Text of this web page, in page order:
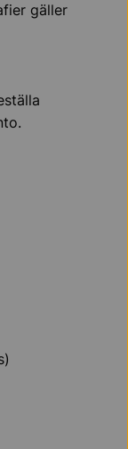
gäller